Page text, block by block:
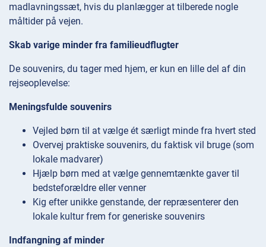
madlavningssæt, hvis du planlægger at tilberede nogle
måltider på vejen.
Skab varige minder fra familieudflugter
De souvenirs, du tager med hjem, er kun en lille del af din
rejseoplevelse:
Meningsfulde souvenirs
Vejled børn til at vælge ét særligt minde fra hvert sted
Overvej praktiske souvenirs, du faktisk vil bruge (som
lokale madvarer)
Hjælp børn med at vælge gennemtænkte gaver til
bedsteforældre eller venner
Kig efter unikke genstande, der repræsenterer den
lokale kultur frem for generiske souvenirs
Indfangning af minder